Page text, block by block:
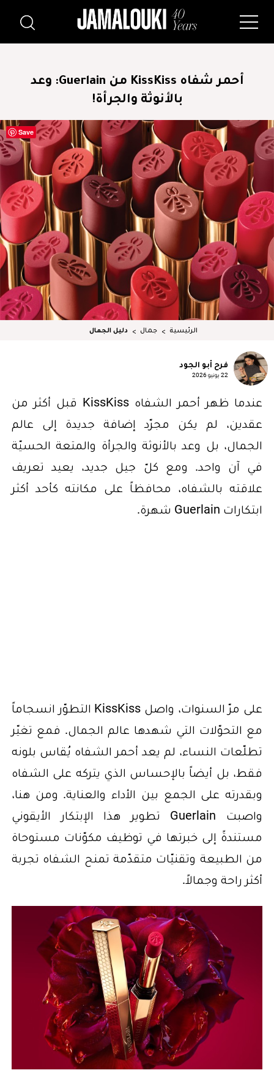
أحمر شفاه KissKiss من Guerlain: وعد
بالأنوثة والجرأة!
الرئيسية جمال دليل الجمال
فرح أبو الجود
22 يونيو 2026
عندما ظهر أحمر الشفاه KissKiss قبل أكثر من
عقدين، لم يكن مجرّد إضافة جديدة إلى عالم
الجمال، بل وعد بالأنوثة والجرأة والمتعة الحسيّة
في آن واحد. ومع كلّ جيل جديد، يعيد تعريف
علاقته بالشفاه، محافظاً على مكانته كأحد أكثر
ابتكارات Guerlain شهرة.
على مرّ السنوات، واصل KissKiss التطوّر انسجاماً
مع التحوّلات التي شهدها عالم الجمال. فمع تغيّر
تطلّعات النساء، لم يعد أحمر الشفاه يُقاس بلونه
فقط، بل أيضاً بالإحساس الذي يتركه على الشفاه
وبقدرته على الجمع بين الأداء والعناية. ومن هنا،
واصبت Guerlain تطوير هذا الإبتكار الأيقوني
مستندةً إلى خبرتها في توظيف مكوّنات مستوحاة
من الطبيعة وتقنيّات متقدّمة تمنح الشفاه تجربة
أكثر راحة وجمالاً.
Save